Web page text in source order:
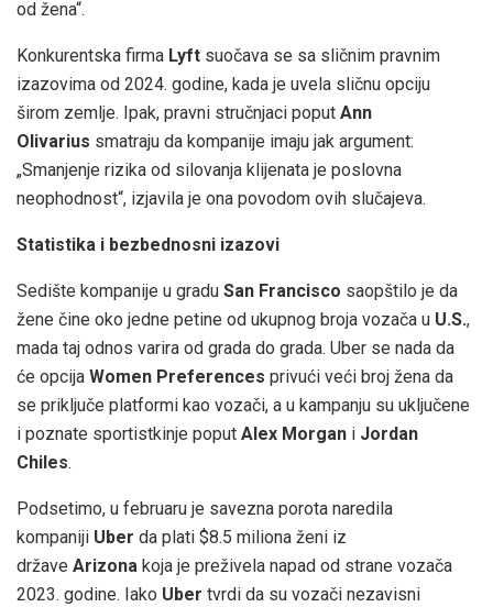
od žena“.
Konkurentska firma Lyft suočava se sa sličnim pravnim
izazovima od 2024. godine, kada je uvela sličnu opciju
širom zemlje. Ipak, pravni stručnjaci poput Ann
Olivarius smatraju da kompanije imaju jak argument:
„Smanjenje rizika od silovanja klijenata je poslovna
neophodnost“, izjavila je ona povodom ovih slučajeva.
Statistika i bezbednosni izazovi
Sedište kompanije u gradu San Francisco saopštilo je da
žene čine oko jedne petine od ukupnog broja vozača u U.S.,
mada taj odnos varira od grada do grada. Uber se nada da
će opcija Women Preferences privući veći broj žena da
se priključe platformi kao vozači, a u kampanju su uključene
i poznate sportistkinje poput Alex Morgan i Jordan
Chiles.
Podsetimo, u februaru je savezna porota naredila
kompaniji Uber da plati $8.5 miliona ženi iz
države Arizona koja je preživela napad od strane vozača
2023. godine. Iako Uber tvrdi da su vozači nezavisni